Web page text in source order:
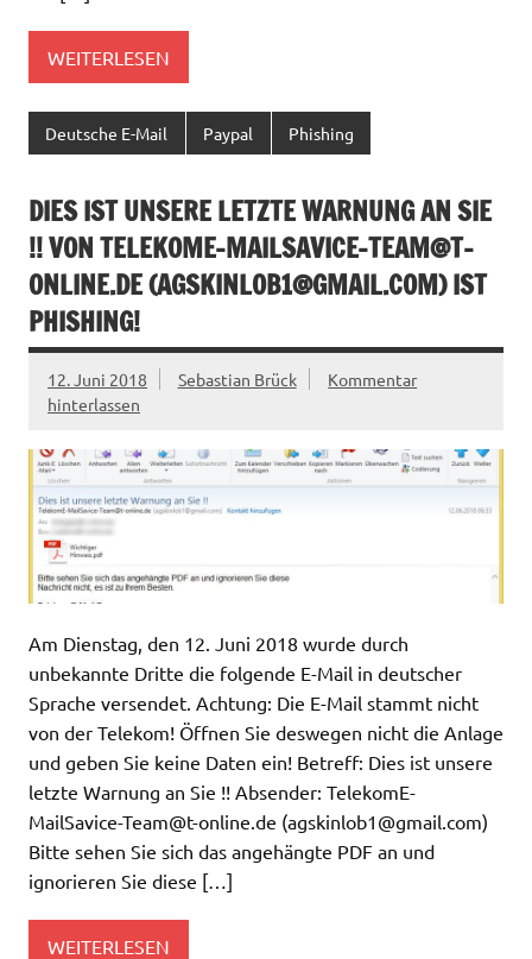
WEITERLESEN
Deutsche E-Mail Paypal Phishing
DIES IST UNSERE LETZTE WARNUNG AN SIE
!! VONTELEKOME-MAILSAVICE-TEAM@T-
ONLINE.DE(AGSKINLOB1@GMAIL.COM) IST
PHISHING!
12. Juni 2018 Sebastian Brück
Kommentar
hinterlassen
Am Dienstag, den 12. Juni 2018 wurde durch
unbekannte Dritte die folgende E-Mail in deutscher
Sprache versendet. Achtung: Die E-Mail stammt nicht
von der Telekom! Öffnen Sie deswegen nicht die Anlage
und geben Sie keine Daten ein! Betreff: Dies ist unsere
letzte Warnung an Sie !! Absender: TelekomE-
MailSavice-Team@t-online.de (agskinlob1@gmail.com)
Bitte sehen Sie sich das angehängte PDF an und
ignorieren Sie diese […]
WEITERLESEN